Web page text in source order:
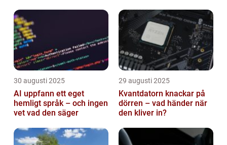
30 augusti 2025
AI uppfann ett eget
hemligt språk – och ingen
vet vad den säger
29 augusti 2025
Kvantdatorn knackar på
dörren – vad händer när
den kliver in?